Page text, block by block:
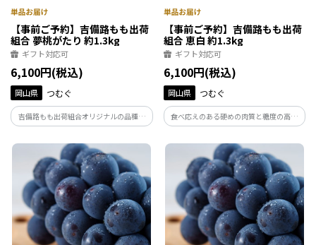
【事前ご予約】吉備路もも出荷
組合 夢桃がたり 約1.3kg
ギフト対応可
6,100円(税込)
岡山県 つむぐ
吉備路もも出荷組合オリジナルの品種で
す。真っ白できめ細かな見た目と、晩生品
種では珍しいなめらかで香りの良い甘さ
が特徴です。【お届け時期：8月下旬～9
月上旬】
【事前ご予約】吉備路もも出荷
組合 恵白 約1.3kg
ギフト対応可
6,100円(税込)
岡山県 つむぐ
食べ応えのある硬めの肉質と糖度の高さ
が抜群の白桃です。岡山の夏を締めくくる
大玉品種です。【お届け時期：8月下旬～
9月上旬】